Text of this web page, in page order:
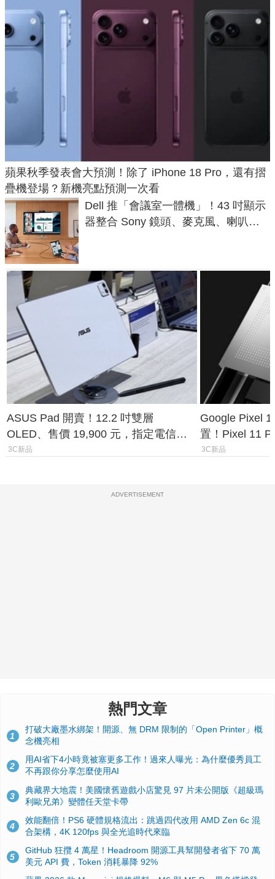
蘋果秋季發表會大預測！除了 iPhone 18 Pro，還有摺
疊機登場？新機亮點預測一次看
Dell 推「會議室一體機」！43 吋顯示
器整合 Sony 鏡頭、麥克風、喇叭，
ASUS Pad 開賣！12.2 吋雙層
OLED、售價 19,900 元，指定電信資
費最低 0 元入手
3C新品
Google Pixel
置！Pixel 11
1.6%
3C新品
ADVERTISEMENT
熱門文章
1
打破大廠墨水綁架！開源、無 DRM 限制的「Open Printer」概
念機亮相
2
用AI省下4小時竟被塞更多工作！過來人曝光：為什麼優秀員工
不再跟你分享怎麼使用AI
3
典藏界大地震！美國懷舊遊戲小店驚見 97 片未公開版《超級瑪
利歐兄弟》變體任天堂卡帶
4
效能翻倍！PS6 硬體規格流出：跳過四代改用 AMD Zen 6c 混
合架構，4K 120fps 與全光追時代來臨
5
GitHub 狂攬 4 萬星！Headroom 開源工具幫開發者省下 70 萬
美元 API 費，Token 消耗暴降 92%